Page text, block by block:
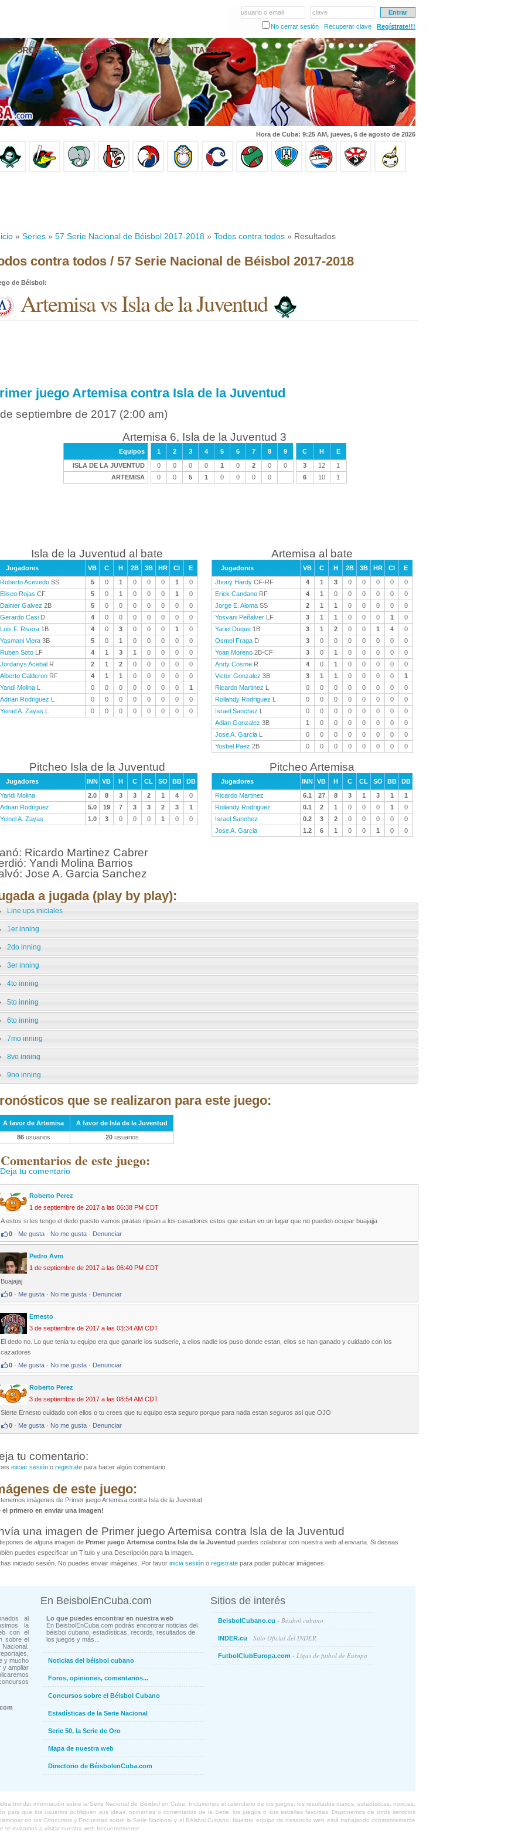
usuario o email
clave
No cerrar sesión
Recuperar clave Regístrate!!!
FOROS PRONÓSTICOS EN VIVO CONTACTO
Hora de Cuba: 9:25 AM, jueves, 6 de agosto de 2026
» Series » 57 Serie Nacional de Béisbol 2017-2018 » Todos contra todos » Resultados
contra todos / 57 Serie Nacional de Béisbol 2017-2018
de Béisbol:
Artemisa vs Isla de la Juventud
juego Artemisa contra Isla de la Juventud
septiembre de 2017 (2:00 am)
Artemisa 6, Isla de la Juventud 3
Equipos 1 2 3 4 5 6 7 8 9 C H
E
ISLA DE LA JUVENTUD
0 0 0 0 1 0 2 0 0 3 12
1
ARTEMISA
0 0 5 1 0 0 0 0 6 10 1
Isla de la Juventud al bate
Jugadores VB C H 2B 3B HR CI
E
Roberto Acevedo SS 5 0 1 0 0 0 1
0
Eliseo Rojas CF 5 0 1 0 0 0 1
0
Dainier Galvez 2B 5 0 0 0 0 0 0
0
Gerardo Casi D 4 0 0 0 0 0 0
0
Luis F. Rivera 1B 4 0 3 0 0 0 1
0
Yasmani Viera 3B 5 0 1 0 0 0 0
0
Ruben Soto LF 4 1 3 1 0 0 0
0
Jordanys Acebal R 2 1 2 0 0 0 0
0
Alberto Calderon RF 4 1 1 0 0 0 0
0
Yandi Molina L 0 0 0 0 0 0 0
1
Adrian Rodriguez L 0 0 0 0 0 0 0
0
Yeinel A. Zayas L 0 0 0 0 0 0 0 0
Artemisa al bate
Jugadores VB C H 2B 3B HR CI
E
Jhony Hardy CF-RF 4 1 3 0 0 0 0
0
Erick Candano RF 4 1 0 0 0 0 0
0
Jorge E. Aloma SS 2 1 1 0 0 0 0
0
Yosvani Peñalver LF 3 1 1 0 0 0 1
0
Yariel Duque 1B 3 1 2 0 0 1 4
0
Osmel Fraga D 3 0 0 0 0 0 0
0
Yoan Moreno 2B-CF 3 0 1 0 0 0 0
0
Andy Cosme R 4 0 1 0 0 0 0
0
Victor Gonzalez 3B 3 1 1 0 0 0 0
1
Ricardo Martinez L 0 0 0 0 0 0 0
0
Roilandy Rodriguez L 0 0 0 0 0 0 0
0
Israel Sanchez L 0 0 0 0 0 0 0
0
Adian Gonzalez 3B 1 0 0 0 0 0 0
0
Jose A. Garcia L 0 0 0 0 0 0 0
0
Yosbel Paez 2B 0 0 0 0 0 0 0 0
Pitcheo Isla de la Juventud
Jugadores INN VB H C CL SO BB
DB
Yandi Molina
2.0 8 3 3 2 1 4
0
Adrian Rodriguez
5.0 19 7 3 3 2 3
1
Yeinel A. Zayas
1.0 3 0 0 0 1 0 0
Pitcheo Artemisa
Jugadores INN VB H C CL SO BB
DB
Ricardo Martinez
6.1 27 8 3 1 3 1
1
Roilandy Rodriguez
0.1 2 1 0 0 0 1
0
Israel Sanchez
0.2 3 2 0 0 0 0
0
Jose A. Garcia
1.2 6 1 0 0 1 0 0
Ricardo Martinez Cabrer
Yandi Molina Barrios
Jose A. Garcia Sanchez
a jugada (play by play):
Line ups iniciales
1er inning
2do inning
3er inning
4to inning
5to inning
6to inning
7mo inning
8vo inning
9no inning
que se realizaron para este juego:
A favor de Artemisa
A favor de Isla de la Juventud
86usuarios 20usuarios
de este juego:
Deja tu comentario
Roberto Perez
1 de septiembre de 2017 a las 06:38 PM CDT
A estos si les tengo el dedo puesto vamos piratas ripean a los casadores estos que estan en un lugar que no pueden ocupar buajajja
0 · Me gusta · No me gusta · Denunciar
Pedro Avm
1 de septiembre de 2017 a las 06:40 PM CDT
Buajajaj
0 · Me gusta · No me gusta · Denunciar
Ernesto
3 de septiembre de 2017 a las 03:34 AM CDT
El dedo no. Lo que tenia tu equipo era que ganarle los sudserie, a ellos nadie los puso donde estan, ellos se han ganado y cuidado con los
cazadores
0 · Me gusta · No me gusta · Denunciar
Roberto Perez
3 de septiembre de 2017 a las 08:54 AM CDT
Sierte Ernesto cuidado con ellos o tu crees que tu equipo esta seguro porque para nada estan seguros asi que OJO
0 · Me gusta · No me gusta · Denunciar
tu comentario:
iniciar sesión o registrate para hacer algún comentario.
de este juego:
imágenes de Primer juego Artemisa contra Isla de la Juventud
el primero en enviar una imagen!
una imagen de Primer juego Artemisa contra Isla de la Juventud
de alguna imagen de Primer juego Artemisa contra Isla de la Juventud puedes colaborar con nuestra web al enviarla. Si deseas
puedes especificar un Título y una Descripción para la imagen.
iniciado sesión. No puedes enviar imágenes. Por favor inicia sesión o registrate para poder publicar imágenes.
al
la
con el
sobre el
y mucho
y ampliar
En BeisbolEnCuba.com
Lo que puedes encontrar en nuestra web
En BeisbolEnCuba.com podrás encontrar noticias del
béisbol cubano, estadísticas, records, resultados de
los juegos y más...
Noticias del béisbol cubano
Foros, opiniones, comentarios...
Concursos sobre el Béisbol Cubano
Estadísticas de la Serie Nacional
Serie 50, la Serie de Oro
Mapa de nuestra web
Directorio de BéisbolenCuba.com
Sitios de interés
BeisbolCubano.cu - Béisbol cubano
INDER.cu - Sitio Oficial del INDER
FutbolClubEuropa.com - Ligas de futbol de Europa
brindar información sobre la Serie Nacional de Béisbol en Cuba. Incluiremos el calendario de los juegos, los resultados diarios, estadísticas, noticias,
para que los usuarios publiquen sus ideas, opiniones o comentarios de la Serie, los juegos o sus estrellas favoritas. Disponemos de otros servicios
en los Concursos y Encuestas sobre la Serie Nacional y el Béisbol Cubano. Nuestro equipo de desarrollo web está trabajando constantemente
te invitamos a visitar nuestra web frecuentemente.